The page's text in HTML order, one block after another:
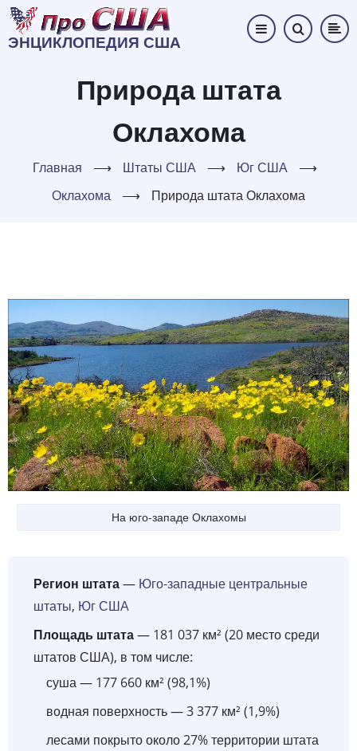
Перейти
основному
ЭНЦИКЛОПЕДИЯ США
Природа штата
Оклахома
Главная ⟶ Штаты США ⟶ Юг США
⟶
Оклахома
⟶ Природа штата Оклахома
На юго-западе Оклахомы
Регион штата— Юго-западные центральные
штаты, Юг США
Площадь штата— 181 037 км² (20 место среди
штатов США), в том числе:
суша — 177 660 км² (98,1%)
водная поверхность — 3 377 км² (1,9%)
лесами покрыто около 27% территории штата